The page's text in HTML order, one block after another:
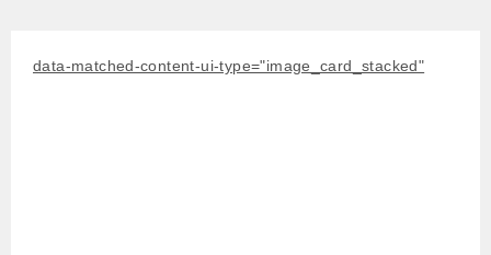
data-matched-content-ui-type="image_card_stacked"